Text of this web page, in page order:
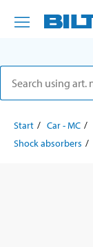
Start Car - MC
Shock absorbers